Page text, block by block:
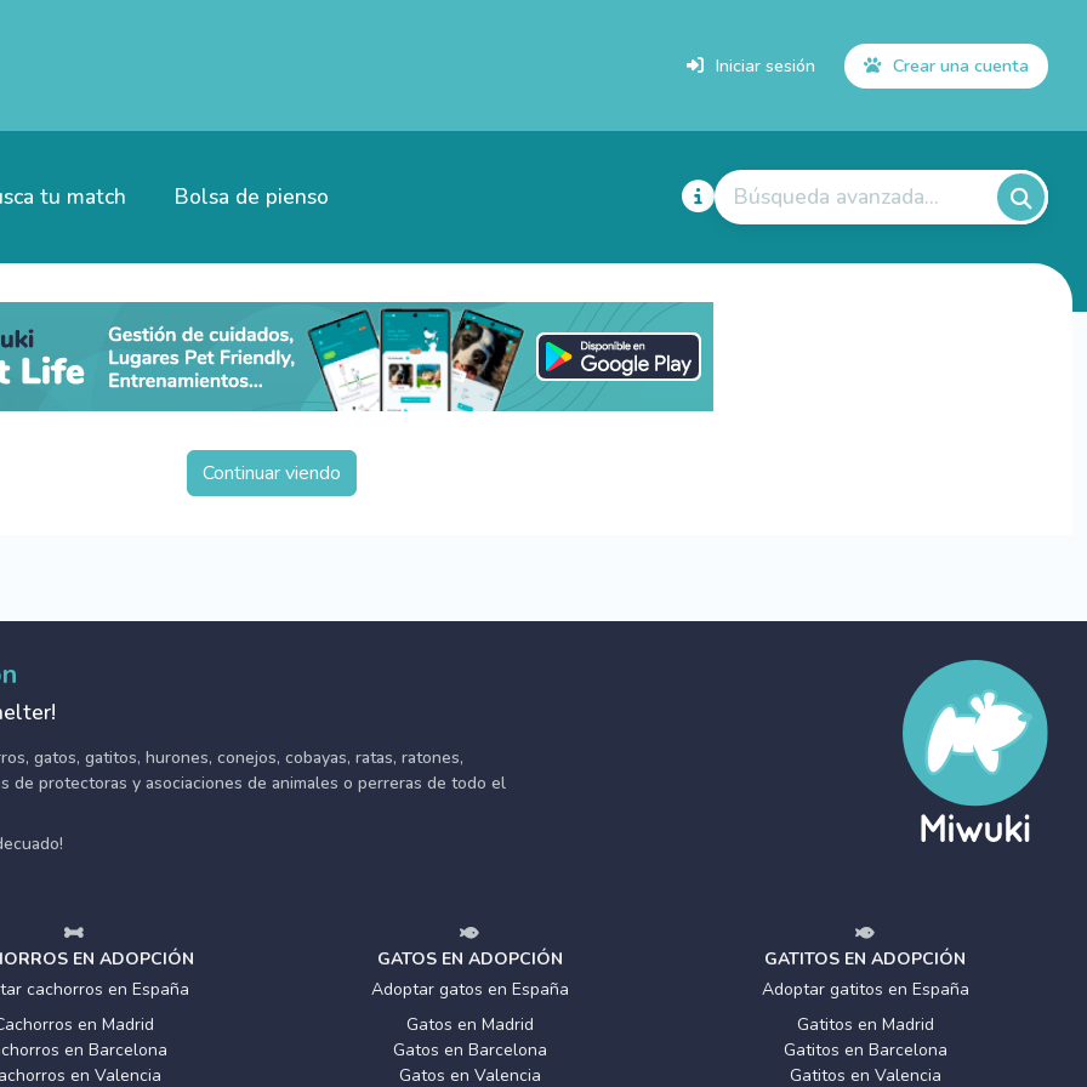
Iniciar sesión Crear una cuenta
tu match Bolsa de pienso Búsqueda avanzada...
Continuar viendo
gatos, gatitos, hurones, conejos, cobayas, ratas, ratones,
de protectoras y asociaciones de animales o perreras de todo el
EN ADOPCIÓN
cachorros en España
en Madrid
en Barcelona
en Valencia
GATOS EN ADOPCIÓN
Adoptar gatos en España
Gatos en Madrid
Gatos en Barcelona
Gatos en Valencia
GATITOS EN ADOPCIÓN
Adoptar gatitos en España
Gatitos en Madrid
Gatitos en Barcelona
Gatitos en Valencia